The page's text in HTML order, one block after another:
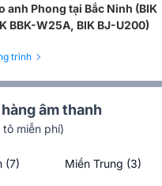
không dây, đọc dữ
hợp sẵn,…Nhờ đó ampli được
dùng về hát karaoke, nghe
anh Phong tại Bắc Ninh (BIK
BBK-W25A, BIK BJ-U200)
trình
âm thanh
miễn phí)
(7) Miền Trung (3)